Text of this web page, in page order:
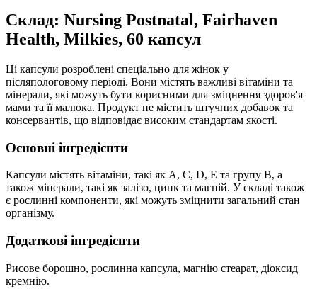
Склад: Nursing Postnatal, Fairhaven
Health, Milkies, 60 капсул
Ці капсули розроблені спеціально для жінок у
післяпологовому періоді. Вони містять важливі вітаміни та
мінерали, які можуть бути корисними для зміцнення здоров'я
мами та її малюка. Продукт не містить штучних добавок та
консервантів, що відповідає високим стандартам якості.
Основні інгредієнти
Капсули містять вітаміни, такі як A, C, D, E та групу B, а
також мінерали, такі як залізо, цинк та магній. У складі також
є рослинні компоненти, які можуть зміцнити загальний стан
організму.
Додаткові інгредієнти
Рисове борошно, рослинна капсула, магнію стеарат, діоксид
кремнію.